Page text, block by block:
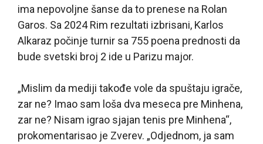
ima nepovoljne šanse da to prenese na Rolan
Garos. Sa 2024 Rim rezultati izbrisani, Karlos
Alkaraz počinje turnir sa 755 poena prednosti da
bude svetski broj 2 ide u Parizu major.
„Mislim da mediji takođe vole da spuštaju igrače,
zar ne? Imao sam loša dva meseca pre Minhena,
zar ne? Nisam igrao sjajan tenis pre Minhena“,
prokomentarisao je Zverev. „Odjednom, ja sam